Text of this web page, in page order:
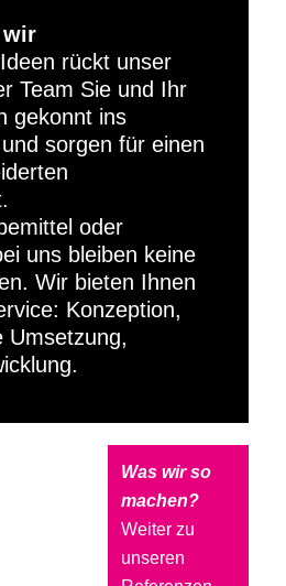
wir
rückt unser
Team Sie und Ihr
gekonnt ins
sorgen für einen
oder
uns bleiben keine
Wir bieten Ihnen
Konzeption,
Umsetzung,
Was wir so
machen?
Weiter zu
unseren